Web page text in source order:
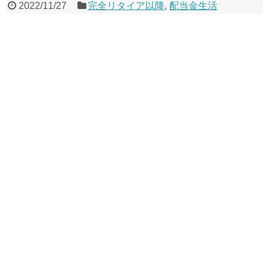
2022/11/27 完全リタイア以降,配当金生活